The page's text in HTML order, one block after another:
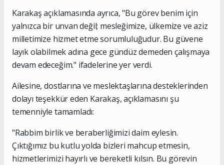
Karakaş açıklamasında ayrıca, "Bu görev benim için
yalnızca bir unvan değil; mesleğimize, ülkemize ve aziz
milletimize hizmet etme sorumluluğudur. Bu güvene
layık olabilmek adına gece gündüz demeden çalışmaya
devam edeceğim." ifadelerine yer verdi.
Ailesine, dostlarına ve meslektaşlarına desteklerinden
dolayı teşekkür eden Karakaş, açıklamasını şu
temenniyle tamamladı:
"Rabbim birlik ve beraberliğimizi daim eylesin.
Çıktığımız bu kutlu yolda bizleri mahcup etmesin,
hizmetlerimizi hayırlı ve bereketli kılsın. Bu görevin